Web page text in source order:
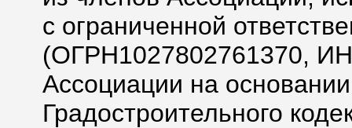
с ограниченной
(ОГРН1027802761370,
Ассоциации на
Градостроительного